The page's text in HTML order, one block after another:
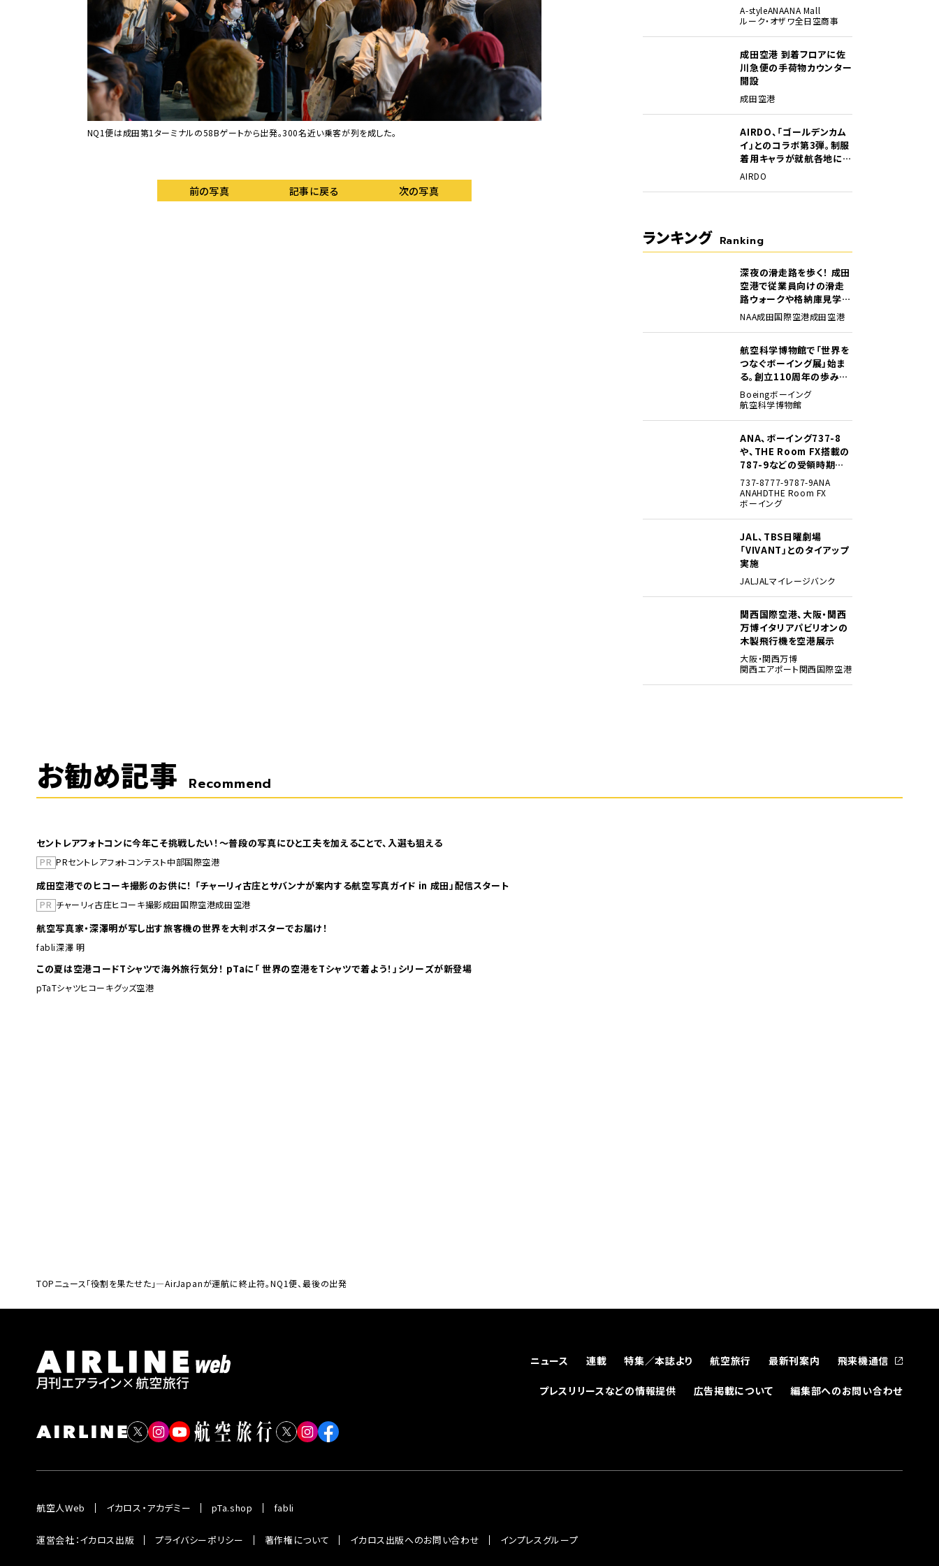
NQ1便は成田第1ターミナルの58Bゲートから出発。300名近い乗客が列を成した。
前の写真 記事に戻る 次の写真
A-styleANAANA Mall
ルーク・オザワ全日空商事
成田空港 到着フロアに佐
川急便の手荷物カウンター
開設
成田空港
AIRDO、「ゴールデンカム
イ」とのコラボ第3弾。制服
着用キャラが就航各地に登
場
AIRDO
ランキング Ranking
深夜の滑走路を歩く！ 成田
空港で従業員向けの滑走
路ウォークや格納庫見学イ
ベントを初開催
NAA成田国際空港成田空港
航空科学博物館で「世界を
つなぐボーイング展」始ま
る。創立110周年の歩みを
貴重な資料でたどる
Boeingボーイング
航空科学博物館
ANA、ボーイング737-8
や、THE Room FX搭載の
787-9などの受領時期見
込みを明らかに
737-8777-9787-9ANA
ANAHDTHE Room FX
ボーイング
JAL、TBS日曜劇場
「VIVANT」とのタイアップ
実施
JALJALマイレージバンク
関西国際空港、大阪・関西
万博イタリアパビリオンの
木製飛行機を空港展示
大阪・関西万博
関西エアポート関西国際空港
お勧め記事 Recommend
セントレアフォトコンに今年こそ挑戦したい！～普段の写真にひと工夫を加えることで、入選も狙える
PR PRセントレアフォトコンテスト中部国際空港
成田空港でのヒコーキ撮影のお供に！ 「チャーリィ古庄とサバンナが案内する航空写真ガイド in 成田」配信スタート
PR チャーリィ古庄ヒコーキ撮影成田国際空港成田空港
航空写真家・深澤明が写し出す旅客機の世界を大判ポスターでお届け！
fabli深澤 明
この夏は空港コードTシャツで海外旅行気分！ pTaに「 世界の空港をTシャツで着よう！」シリーズが新登場
pTaTシャツヒコーキグッズ空港
TOPニュース 「役割を果たせた」―AirJapanが運航に終止符。NQ1便、最後の出発
ニュース 連載 特集／本誌より 航空旅行 最新刊案内 飛来機通信
プレスリリースなどの情報提供 広告掲載について 編集部へのお問い合わせ
航空人Web イカロス・アカデミー pTa.shop fabli
運営会社：イカロス出版 プライバシーポリシー 著作権について イカロス出版へのお問い合わせ インプレスグループ